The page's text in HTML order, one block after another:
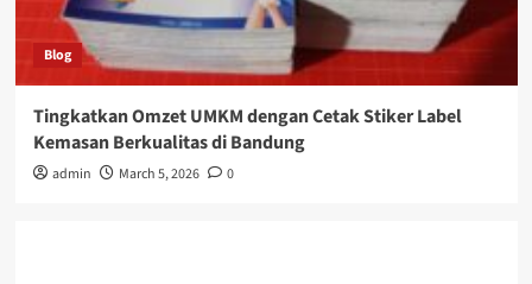
Blog
Tingkatkan Omzet UMKM dengan Cetak Stiker Label
Kemasan Berkualitas di Bandung
admin March 5, 2026 0